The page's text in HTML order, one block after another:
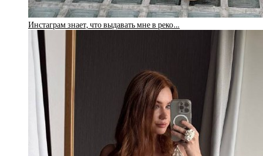
Инстаграм знает, что выдавать мне в реко…